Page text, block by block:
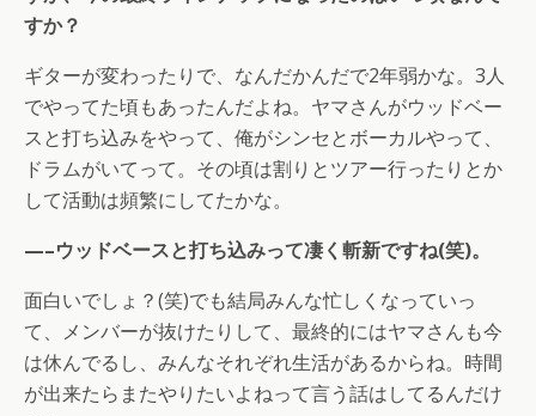
すか？
ギターが変わったりで、なんだかんだで2年弱かな。3人
でやってた頃もあったんだよね。ヤマさんがウッドベー
スと打ち込みをやって、俺がシンセとボーカルやって、
ドラムがいてって。その頃は割りとツアー行ったりとか
して活動は頻繁にしてたかな。
—–ウッドベースと打ち込みって凄く斬新ですね(笑)。
面白いでしょ？(笑)でも結局みんな忙しくなっていっ
て、メンバーが抜けたりして、最終的にはヤマさんも今
は休んでるし、みんなそれぞれ生活があるからね。時間
が出来たらまたやりたいよねって言う話はしてるんだけ